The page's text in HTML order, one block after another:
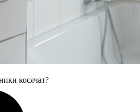
косячат?